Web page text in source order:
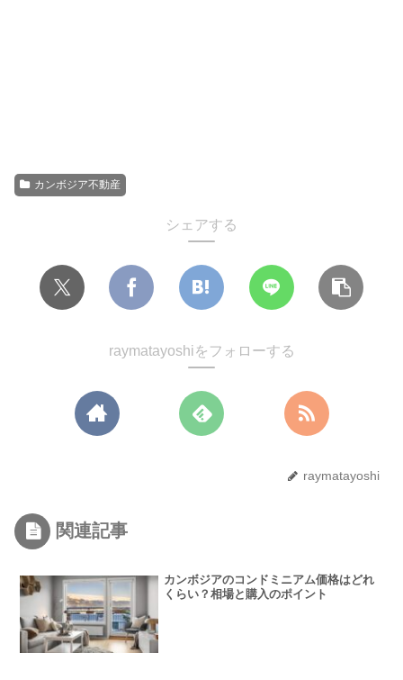
カンボジア不動産
シェアする
raymatayoshiをフォローする
raymatayoshi
関連記事
カンボジアのコンドミニアム価格はどれ
くらい？相場と購入のポイント